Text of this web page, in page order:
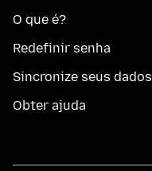
O que é?
Redefinir senha
Sincronize seus dados
Obter ajuda